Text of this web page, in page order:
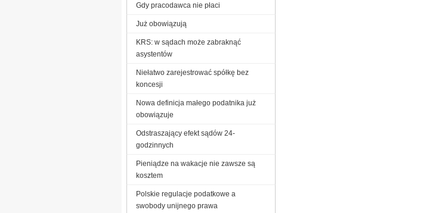
Gdy pracodawca nie płaci
Już obowiązują
KRS: w sądach może zabraknąć
asystentów
Niełatwo zarejestrować spółkę bez
koncesji
Nowa definicja małego podatnika już
obowiązuje
Odstraszający efekt sądów 24-
godzinnych
Pieniądze na wakacje nie zawsze są
kosztem
Polskie regulacje podatkowe a
swobody unijnego prawa